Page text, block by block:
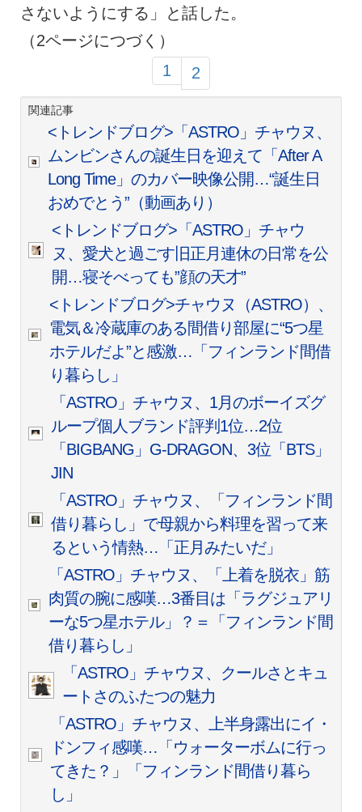
さないようにする」と話した。
（2ページにつづく）
1
2
関連記事
<トレンドブログ>「ASTRO」チャウヌ、
ムンビンさんの誕生日を迎えて「After A
Long Time」のカバー映像公開…“誕生日
おめでとう”（動画あり）
<トレンドブログ>「ASTRO」チャウ
ヌ、愛犬と過ごす旧正月連休の日常を公
開…寝そべっても”顔の天才”
<トレンドブログ>チャウヌ（ASTRO）、
電気＆冷蔵庫のある間借り部屋に“5つ星
ホテルだよ”と感激…「フィンランド間借
り暮らし」
「ASTRO」チャウヌ、1月のボーイズグ
ループ個人ブランド評判1位…2位
「BIGBANG」G-DRAGON、3位「BTS」
JIN
「ASTRO」チャウヌ、「フィンランド間
借り暮らし」で母親から料理を習って来
るという情熱…「正月みたいだ」
「ASTRO」チャウヌ、「上着を脱衣」筋
肉質の腕に感嘆…3番目は「ラグジュアリ
ーな5つ星ホテル」？＝「フィンランド間
借り暮らし」
「ASTRO」チャウヌ、クールさとキュ
ートさのふたつの魅力
「ASTRO」チャウヌ、上半身露出にイ・
ドンフィ感嘆…「ウォーターボムに行っ
てきた？」「フィンランド間借り暮ら
し」